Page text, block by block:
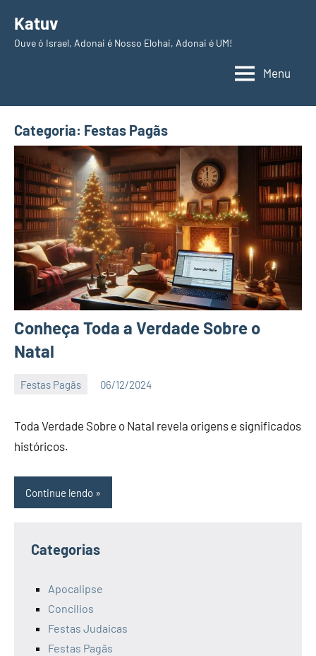
paraKatuv
Ouve ó Israel, Adonai é Nosso Elohai, Adonai é UM!
Menu
Categoria: Festas Pagãs
Conheça Toda a Verdade Sobre o
Natal
Festas Pagãs 06/12/2024
Toda Verdade Sobre o Natal revela origens e significados
históricos.
Continue lendo
Categorias
Apocalipse
Concilios
Festas Judaicas
Festas Pagãs